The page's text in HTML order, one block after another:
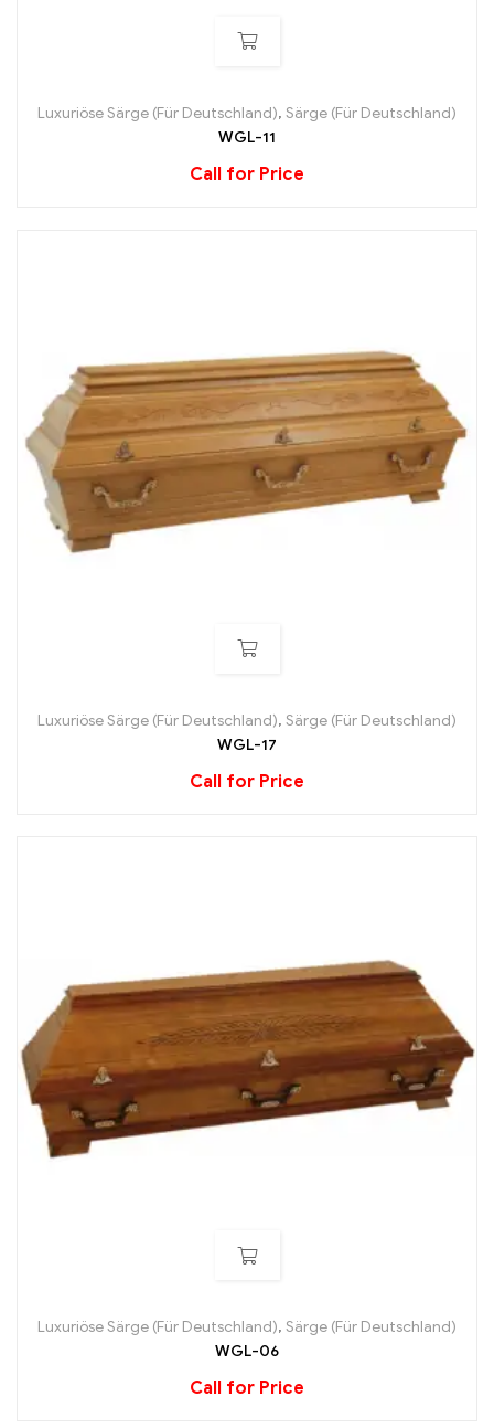
Luxuriöse Särge (Für Deutschland), Särge (Für Deutschland)
WGL-11
Call for Price
Luxuriöse Särge (Für Deutschland), Särge (Für Deutschland)
WGL-17
Call for Price
Luxuriöse Särge (Für Deutschland), Särge (Für Deutschland)
WGL-06
Call for Price